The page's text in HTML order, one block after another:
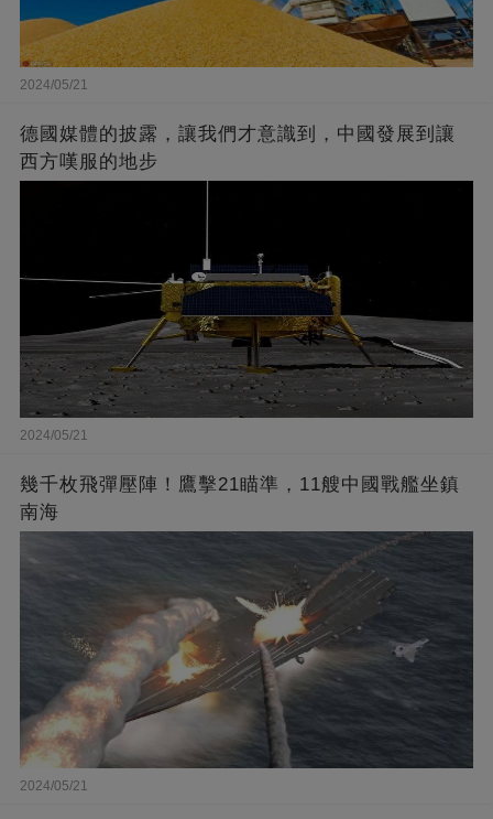
2024/05/21
德國媒體的披露，讓我們才意識到，中國發展到讓
西方嘆服的地步
2024/05/21
幾千枚飛彈壓陣！鷹擊21瞄準，11艘中國戰艦坐鎮
南海
2024/05/21